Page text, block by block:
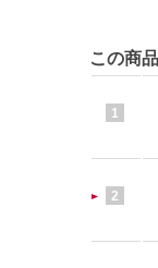
この商
1
2